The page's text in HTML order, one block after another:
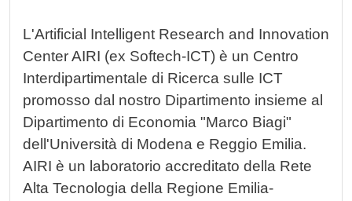
L'Artificial Intelligent Research and Innovation
Center AIRI (ex Softech-ICT) è un Centro
Interdipartimentale di Ricerca sulle ICT
promosso dal nostro Dipartimento insieme al
Dipartimento di Economia "Marco Biagi"
dell'Università di Modena e Reggio Emilia.
AIRI è un laboratorio accreditato della Rete
Alta Tecnologia della Regione Emilia-